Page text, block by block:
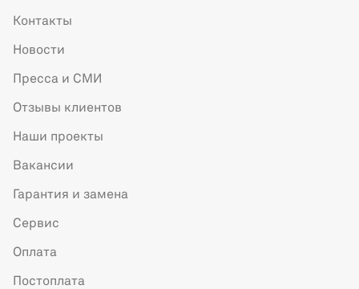
Контакты
Новости
Пресса и СМИ
Отзывы клиентов
Наши проекты
Вакансии
Гарантия и замена
Сервис
Оплата
Постоплата